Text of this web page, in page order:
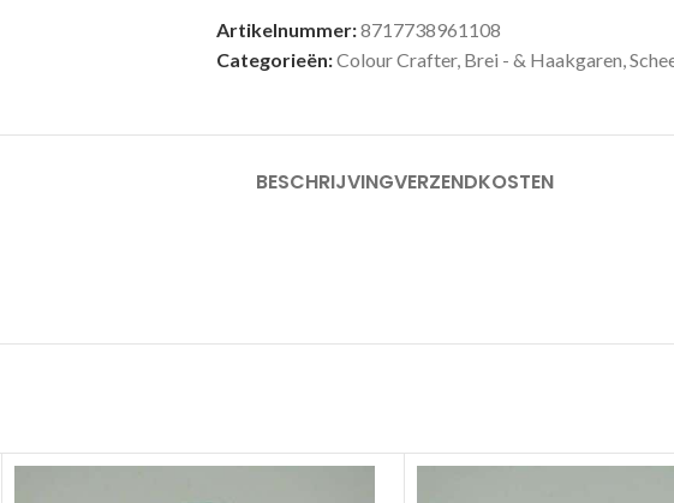
Artikelnummer:8717738961108
Categorieën:Colour Crafter, Brei - & Haakgaren,
BESCHRIJVINGVERZENDKOSTEN